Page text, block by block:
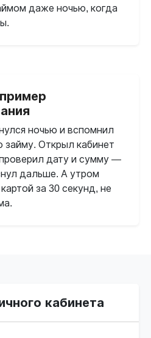
даже ночью, когда
ночью и вспомнил
займу. Открыл кабинет
дату и сумму —
дальше. А утром
за 30 секунд, не
кабинета